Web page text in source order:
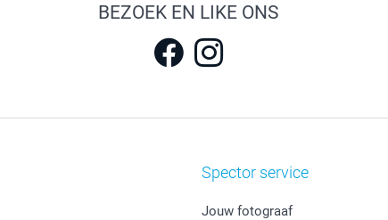
BEZOEK EN LIKE ONS
Spector service
Jouw fotograaf